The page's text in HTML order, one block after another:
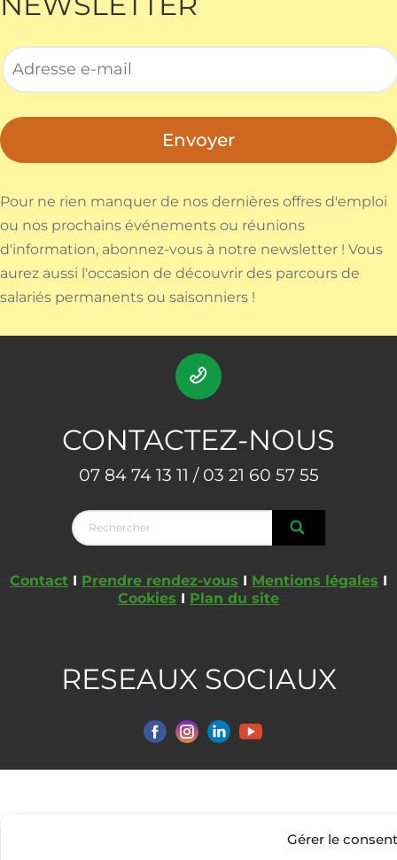
Gérer le
Envoyer
Pour ne rien manquer de nos dernières offres d'emploi
ou nos prochains événements ou réunions
d'information, abonnez-vous à notre newsletter ! Vous
aurez aussi l'occasion de découvrir des parcours de
salariés permanents ou saisonniers !
CONTACTEZ-NOUS
07 84 74 13 11 / 03 21 60 57 55
Contact I Prendre rendez-vous I Mentions légales I
Cookies I Plan du site
RESEAUX SOCIAUX